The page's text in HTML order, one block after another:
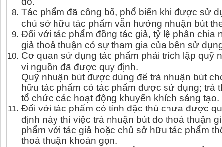
Tác phẩm đã công bố, phổ biến khi được sử
chủ sở hữu tác phẩm vẫn hưởng nhuận bút
Đối với tác phẩm đồng tác giả, tỷ lệ phân chia
giả thoả thuận có sự tham gia của bên sử
Cơ quan sử dụng tác phẩm phải trích lập quỹ
vi nguồn đã được quy định.
Quỹ nhuận bút được dùng để trả nhuận bút
hữu tác phẩm có tác phẩm được sử dụng; trả
tổ chức các hoạt động khuyến khích sáng tạo.
Đối với tác phẩm có tính đặc thù chưa được
định này thì việc trả nhuận bút do thoả thuận
phẩm với tác giả hoặc chủ sở hữu tác phẩm
thoả thuận khoán gọn.